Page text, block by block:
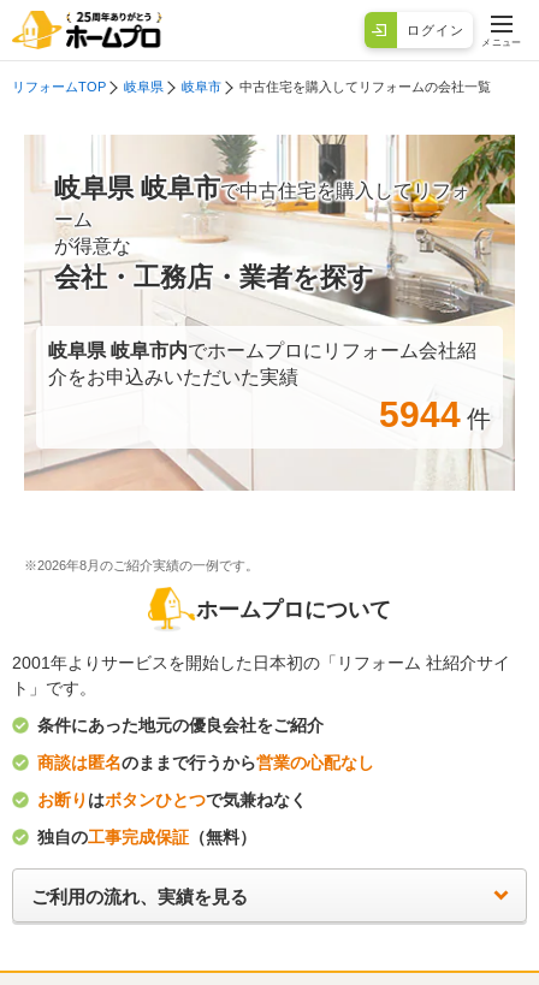
ログイン
メニュー
リフォームTOP 岐阜県 岐阜市 中古住宅を購入してリフォームの会社一覧
岐阜県 岐阜市で中古住宅を購入してリフォ
ーム
が得意な
会社・工務店・業者を探す
岐阜県 岐阜市内でホームプロにリフォーム会社紹
介をお申込みいただいた実績
5944 件
※2026年8月のご紹介実績の一例です。
ホームプロについて
2001年よりサービスを開始した日本初の「リフォーム 社紹介サイ
ト」です。
条件にあった地元の優良会社をご紹介
商談は匿名のままで行うから営業の心配なし
お断り はボタンひとつで気兼ねなく
独自の工事完成保証 （無料）
ご利用の流れ、実績を見る